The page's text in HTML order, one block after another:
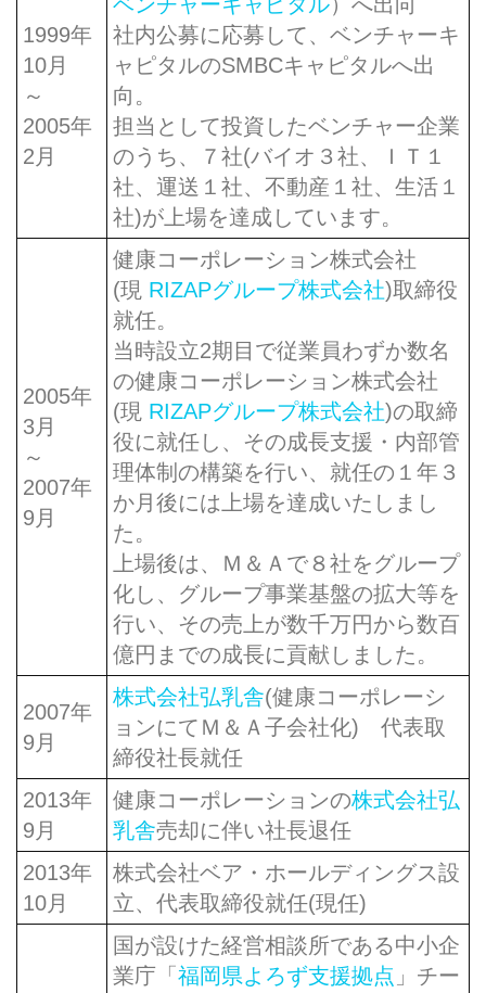
1999年
10月
～
2005年
2月
社内公募に応募して、ベンチャーキ
ャピタルのSMBCキャピタルへ出
向。
担当として投資したベンチャー企業
のうち、７社(バイオ３社、ＩＴ１
社、運送１社、不動産１社、生活１
社)が上場を達成しています。
2005年
3月
～
2007年
9月
健康コーポレーション株式会社
(現 RIZAPグループ株式会社)取締役
就任。
当時設立2期目で従業員わずか数名
の健康コーポレーション株式会社
(現 RIZAPグループ株式会社)の取締
役に就任し、その成長支援・内部管
理体制の構築を行い、就任の１年３
か月後には上場を達成いたしまし
た。
上場後は、Ｍ＆Ａで８社をグループ
化し、グループ事業基盤の拡大等を
行い、その売上が数千万円から数百
億円までの成長に貢献しました。
2007年
9月
株式会社弘乳舎(健康コーポレーシ
ョンにてＭ＆Ａ子会社化) 代表取
締役社長就任
2013年
9月
健康コーポレーションの株式会社弘
乳舎売却に伴い社長退任
2013年
10月
株式会社ベア・ホールディングス設
立、代表取締役就任(現任)
国が設けた経営相談所である中小企
業庁「 福岡県よろず支援拠点 」チー